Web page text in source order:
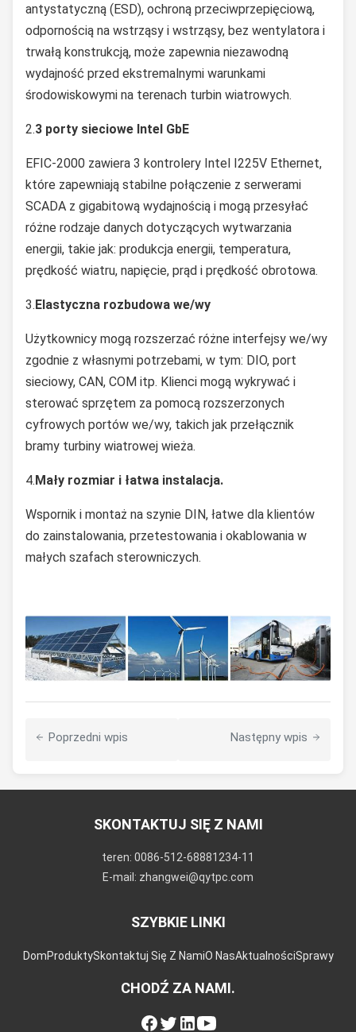
antystatyczną (ESD), ochroną przeciwprzepięciową,
odpornością na wstrząsy i wstrząsy, bez wentylatora i
trwałą konstrukcją, może zapewnia niezawodną
wydajność przed ekstremalnymi warunkami
środowiskowymi na terenach turbin wiatrowych.
2.3 porty sieciowe Intel GbE
EFIC-2000 zawiera 3 kontrolery Intel I225V Ethernet,
które zapewniają stabilne połączenie z serwerami
SCADA z gigabitową wydajnością i mogą przesyłać
różne rodzaje danych dotyczących wytwarzania
energii, takie jak: produkcja energii, temperatura,
prędkość wiatru, napięcie, prąd i prędkość obrotowa.
3.Elastyczna rozbudowa we/wy
Użytkownicy mogą rozszerzać różne interfejsy we/wy
zgodnie z własnymi potrzebami, w tym: DIO, port
sieciowy, CAN, COM itp. Klienci mogą wykrywać i
sterować sprzętem za pomocą rozszerzonych
cyfrowych portów we/wy, takich jak przełącznik
bramy turbiny wiatrowej wieża.
4.Mały rozmiar i łatwa instalacja.
Wspornik i montaż na szynie DIN, łatwe dla klientów
do zainstalowania, przetestowania i okablowania w
małych szafach sterowniczych.
Poprzedni wpis Następny wpis
SKONTAKTUJ SIĘ Z NAMI
teren: 0086-512-68881234-11
E-mail: zhangwei@qytpc.com
SZYBKIE LINKI
DomProduktySkontaktuj Się Z NamiO NasAktualnościSprawy
CHODŹ ZA NAMI.